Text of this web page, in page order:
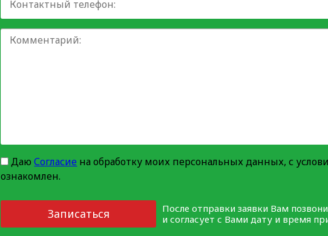
ДаюСогласие на обработку моих персональных данных, с
ознакомлен.
Записаться
После отправки заявки Вам
и согласует с Вами дату и время